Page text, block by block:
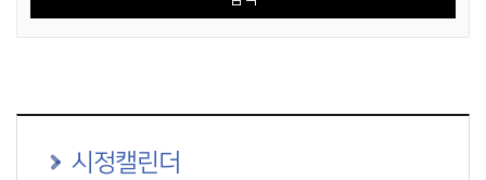
시정캘린더